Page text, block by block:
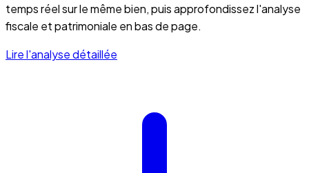
temps réel sur le même bien, puis approfondissez l'analyse
fiscale et patrimoniale en bas de page.
Lire l'analyse détaillée